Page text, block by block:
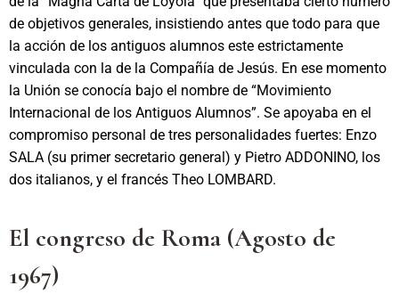
de objetivos generales, insistiendo antes que todo para que
la acción de los antiguos alumnos este estrictamente
vinculada con la de la Compañía de Jesús. En ese momento
la Unión se conocía bajo el nombre de “Movimiento
Internacional de los Antiguos Alumnos”. Se apoyaba en el
compromiso personal de tres personalidades fuertes: Enzo
SALA (su primer secretario general) y Pietro ADDONINO, los
dos italianos, y el francés Theo LOMBARD.
El congreso de Roma (Agosto de
1967)